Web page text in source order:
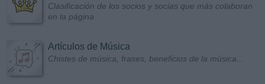
Clasificación de los socios y socias que más colaboran
en la página
Artículos de Música
Chistes de música, frases, beneficios de la música...